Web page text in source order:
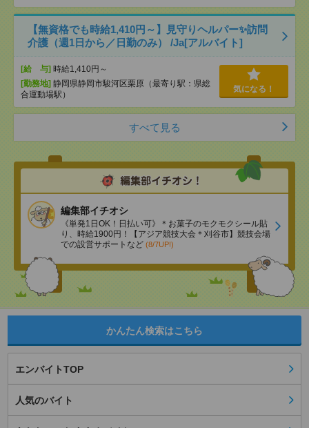
【無資格でも時給1,410円～】見守りヘルパー✨訪問
介護（週1日から／日勤のみ） /Ja[アルバイト]
[給 与] 時給1,410円～
[勤務地] 静岡県静岡市駿河区栗原（最寄り駅：県総
合運動場駅）
気になる！
すべて見る
編集部イチオシ
《単発1日OK！日払い可》＊お菓子のモクモクシール貼
り、時給1900円！【アジア競技大会＊刈谷市】競技会場
での設営サポートなど (8/7UP!)
かんたん検索はこちら
エンバイトTOP
人気のバイト